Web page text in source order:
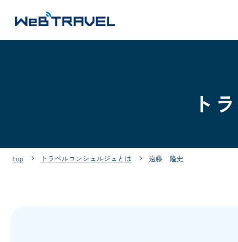
ト
top トラベルコンシェルジュとは 遠藤 隆史